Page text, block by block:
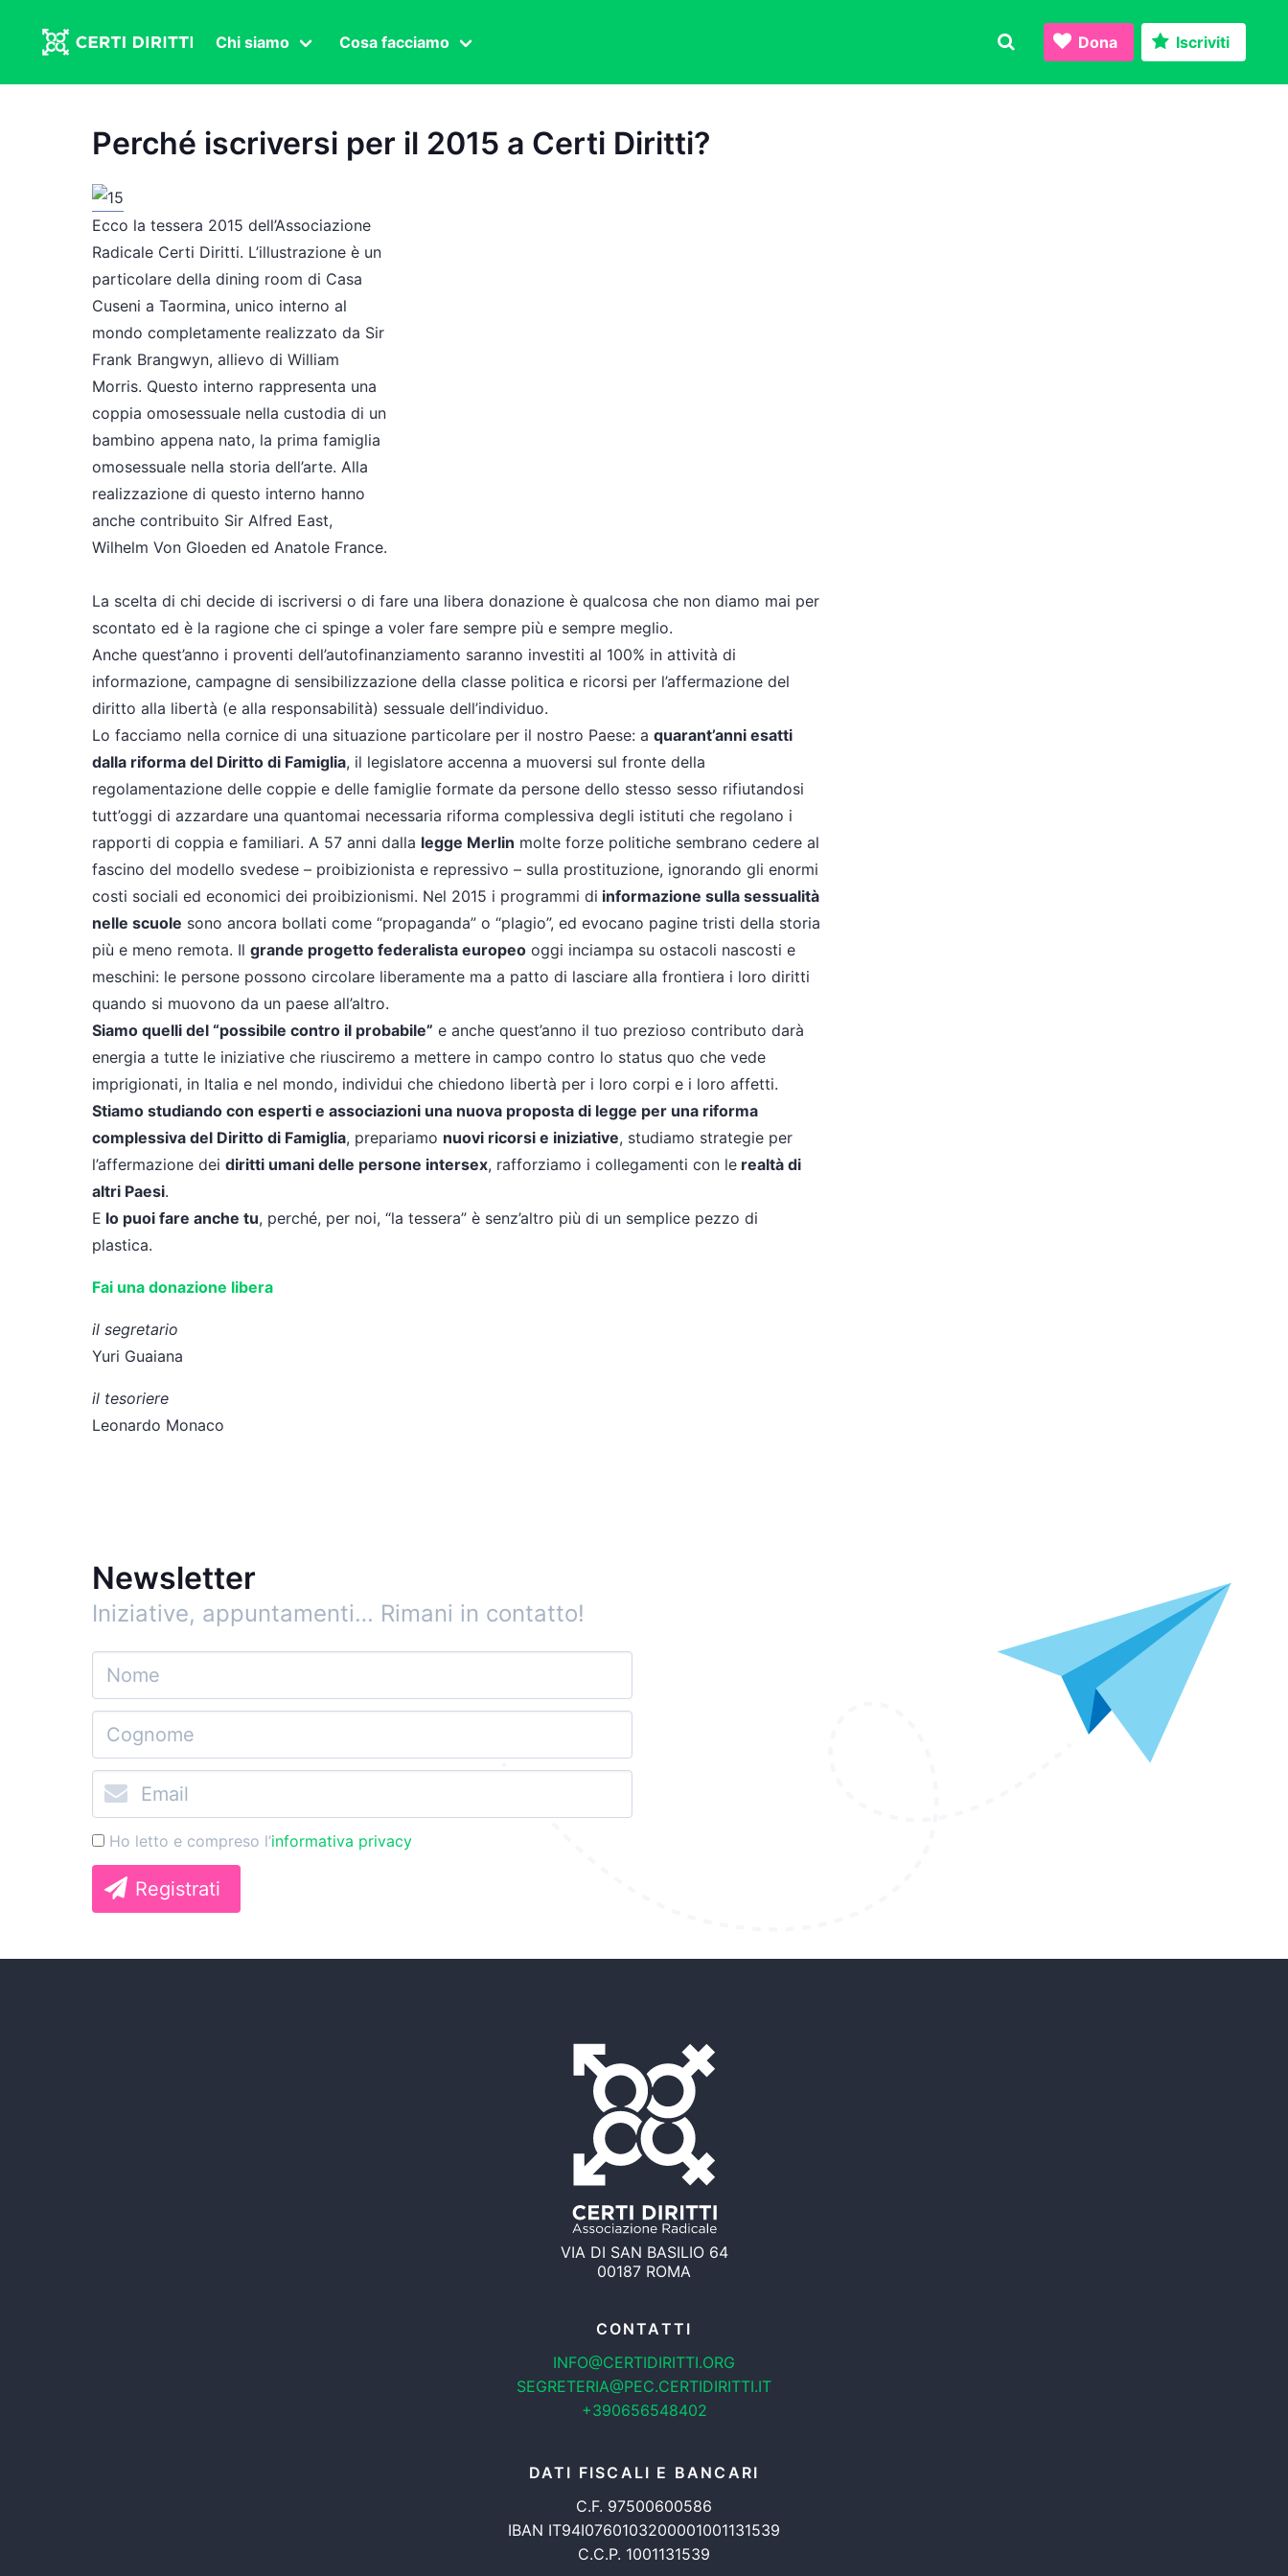
Chi siamo
Organi in carica
Cosa facciamo
Transgender
Salute sessuale
Dona Iscriviti
Perché iscriversi per il 2015 a Certi Diritti?
Ecco la tessera 2015 dell’Associazione
Radicale Certi Diritti. L’illustrazione è un
particolare della dining room di Casa
Cuseni a Taormina, unico interno al
mondo completamente realizzato da Sir
Frank Brangwyn, allievo di William
Morris. Questo interno rappresenta una
coppia omosessuale nella custodia di un
bambino appena nato, la prima famiglia
omosessuale nella storia dell’arte. Alla
realizzazione di questo interno hanno
anche contribuito Sir Alfred East,
Wilhelm Von Gloeden ed Anatole France.
La scelta di chi decide di iscriversi o di fare una libera donazione è qualcosa che non diamo mai per
scontato ed è la ragione che ci spinge a voler fare sempre più e sempre meglio.
Anche quest’anno i proventi dell’autofinanziamento saranno investiti al 100% in attività di
informazione, campagne di sensibilizzazione della classe politica e ricorsi per l’affermazione del
diritto alla libertà (e alla responsabilità) sessuale dell’individuo.
Lo facciamo nella cornice di una situazione particolare per il nostro Paese: a quarant’anni esatti
dalla riforma del Diritto di Famiglia, il legislatore accenna a muoversi sul fronte della
regolamentazione delle coppie e delle famiglie formate da persone dello stesso sesso rifiutandosi
tutt’oggi di azzardare una quantomai necessaria riforma complessiva degli istituti che regolano i
rapporti di coppia e familiari. A 57 anni dalla legge Merlin molte forze politiche sembrano cedere al
fascino del modello svedese – proibizionista e repressivo – sulla prostituzione, ignorando gli enormi
costi sociali ed economici dei proibizionismi. Nel 2015 i programmi di informazione sulla sessualità
nelle scuole sono ancora bollati come “propaganda” o “plagio”, ed evocano pagine tristi della storia
più e meno remota. Il grande progetto federalista europeo oggi inciampa su ostacoli nascosti e
meschini: le persone possono circolare liberamente ma a patto di lasciare alla frontiera i loro diritti
quando si muovono da un paese all’altro.
Siamo quelli del “possibile contro il probabile” e anche quest’anno il tuo prezioso contributo darà
energia a tutte le iniziative che riusciremo a mettere in campo contro lo status quo che vede
imprigionati, in Italia e nel mondo, individui che chiedono libertà per i loro corpi e i loro affetti.
Stiamo studiando con esperti e associazioni una nuova proposta di legge per una riforma
complessiva del Diritto di Famiglia, prepariamo nuovi ricorsi e iniziative, studiamo strategie per
l’affermazione dei diritti umani delle persone intersex, rafforziamo i collegamenti con le realtà di
altri Paesi.
E lo puoi fare anche tu, perché, per noi, “la tessera” è senz’altro più di un semplice pezzo di
plastica.
Fai una donazione libera
il segretario
Yuri Guaiana
il tesoriere
Leonardo Monaco
Newsletter
Iniziative, appuntamenti… Rimani in contatto!
Ho letto e compreso l’informativa privacy
Registrati
VIA DI SAN BASILIO 64
00187 ROMA
CONTATTI
INFO@CERTIDIRITTI.ORG
SEGRETERIA@PEC.CERTIDIRITTI.IT
+390656548402
DATI FISCALI E BANCARI
C.F. 97500600586
IBAN IT94I0760103200001001131539
C.C.P. 1001131539